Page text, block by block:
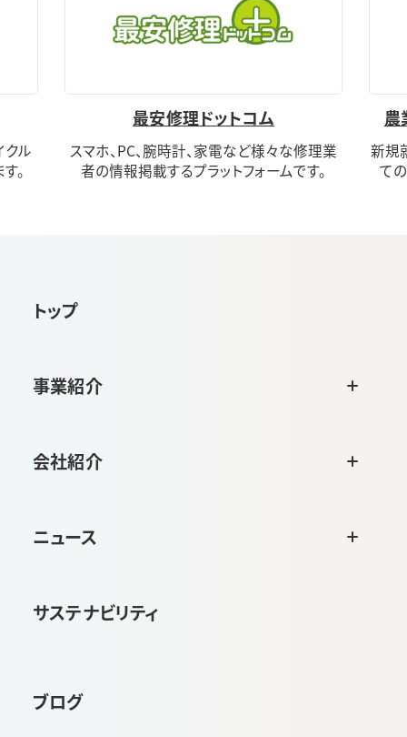
クル
。
最安修理ドットコム
スマホ、PC、腕時計、家電など様々な修理業
者の情報掲載するプラットフォームです。
農
新規
て
トップ
事業紹介
会社紹介
ニュース
サステナビリティ
ブログ